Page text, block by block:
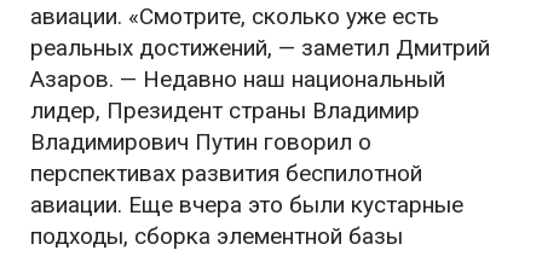
авиации. «Смотрите, сколько уже есть
реальных достижений, — заметил Дмитрий
Азаров. — Недавно наш национальный
лидер, Президент страны Владимир
Владимирович Путин говорил о
перспективах развития беспилотной
авиации. Еще вчера это были кустарные
подходы, сборка элементной базы